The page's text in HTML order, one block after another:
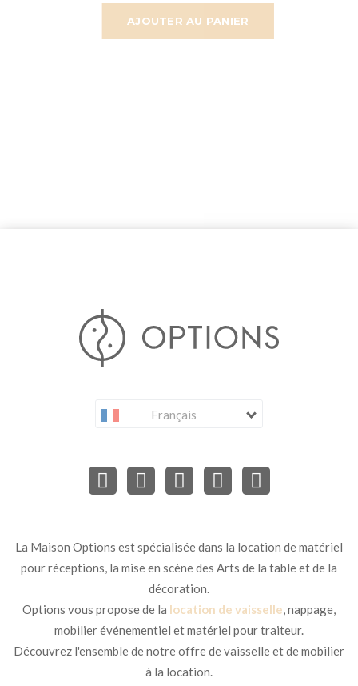
AJOUTER AU PANIER
Français
La Maison Options est spécialisée dans la location de matériel
pour réceptions, la mise en scène des Arts de la table et de la
décoration.
Options vous propose de la location de vaisselle, nappage,
mobilier événementiel et matériel pour traiteur.
Découvrez l'ensemble de notre offre de vaisselle et de mobilier
à la location.